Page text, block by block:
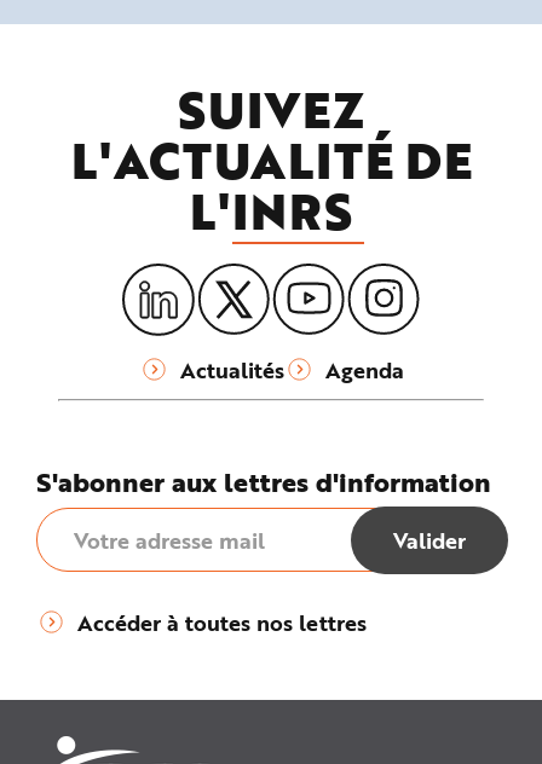
SUIVEZ
L'ACTUALITÉ DE
L'INRS
Actualités Agenda
S'abonner aux lettres d'information
Accéder à toutes nos lettres